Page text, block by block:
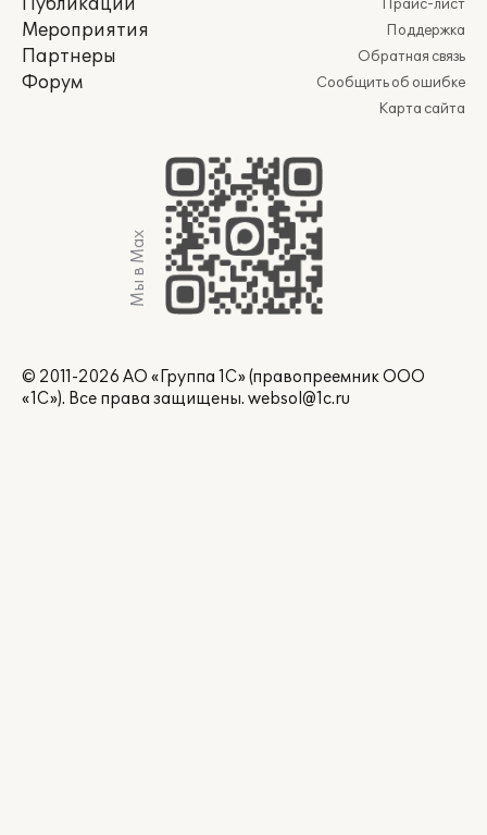
Публикации
Мероприятия
Партнеры
Форум
Прайс-лист
Поддержка
Обратная связь
Сообщить об ошибке
Карта сайта
Мы в Max
© 2011-2026 АО «Группа 1С» (правопреемник ООО
«1С»). Все права защищены. websol@1c.ru